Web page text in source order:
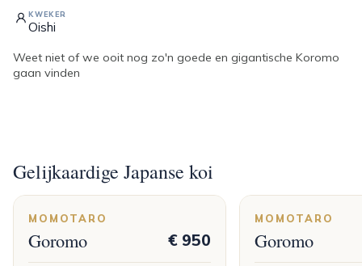
KWEKER
Oishi
Weet niet of we ooit nog zo'n goede en gigantische Koromo
gaan vinden
Gelijkaardige Japanse koi
MOMOTARO
Goromo € 950
MOMOTARO
Goromo